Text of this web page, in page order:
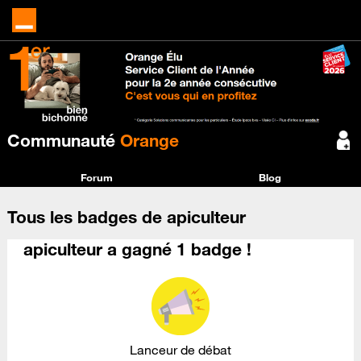
Communauté Orange
Forum Blog
Tous les badges de apiculteur
apiculteur a gagné 1 badge !
Lanceur de débat